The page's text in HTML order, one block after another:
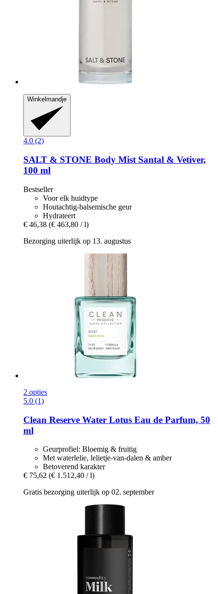
Winkelmandje
4.0 (2)
SALT & STONE Body Mist Santal & Vetiver,
100 ml
Bestseller
Voor elk huidtype
Houtachtig-balsemische geur
Hydrateert
€ 46,38 (€ 463,80 / l)
Bezorging uiterlijk op 13. augustus
2 opties
5.0 (1)
Clean Reserve Water Lotus Eau de Parfum, 50
ml
Geurprofiel: Bloemig & fruitig
Met waterlelie, lelietje-van-dalen & amber
Betoverend karakter
€ 75,62 (€ 1.512,40 / l)
Gratis bezorging uiterlijk op 02. september